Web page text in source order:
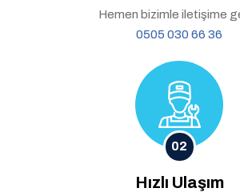
Hemen bizimle iletişime
0505 030 66 36
02
Hızlı Ulaşım